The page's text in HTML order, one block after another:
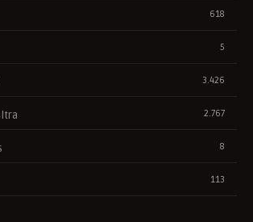
618
5
3.426
2.767
8
113